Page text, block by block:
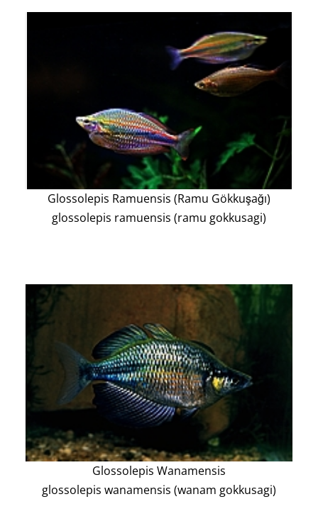
Glossolepis Ramuensis (Ramu Gökkuşağı)
glossolepis ramuensis (ramu gokkusagi)
Glossolepis Wanamensis
glossolepis wanamensis (wanam gokkusagi)